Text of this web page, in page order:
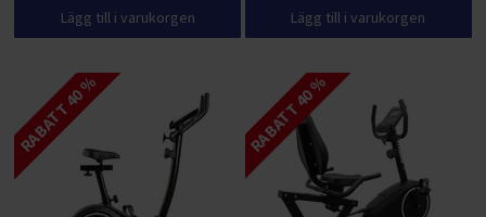
Lägg till i varukorgen Lägg till i varukorgen
RABATT 40 % RABATT 40 %